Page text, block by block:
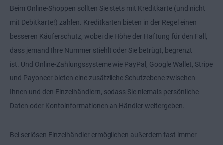
Beim Online-Shoppen sollten Sie stets mit Kreditkarte (und nicht
mit Debitkarte!) zahlen. Kreditkarten bieten in der Regel einen
besseren Käuferschutz, wobei die Höhe der Haftung für den Fall,
dass jemand Ihre Nummer stiehlt oder Sie betrügt, begrenzt
ist. Und Online-Zahlungssysteme wie PayPal, Google Wallet, Stripe
und Payoneer bieten eine zusätzliche Schutzebene zwischen
Ihnen und den Einzelhändlern, sodass Sie niemals persönliche
Daten oder Kontoinformationen an Händler weitergeben.
Bei seriösen Einzelhändler ermöglichen außerdem fast immer